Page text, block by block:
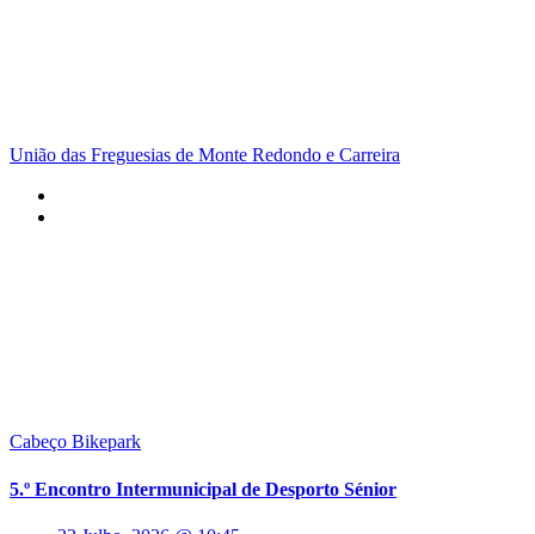
União das Freguesias de Monte Redondo e Carreira
Cabeço Bikepark
5.º Encontro Intermunicipal de Desporto Sénior